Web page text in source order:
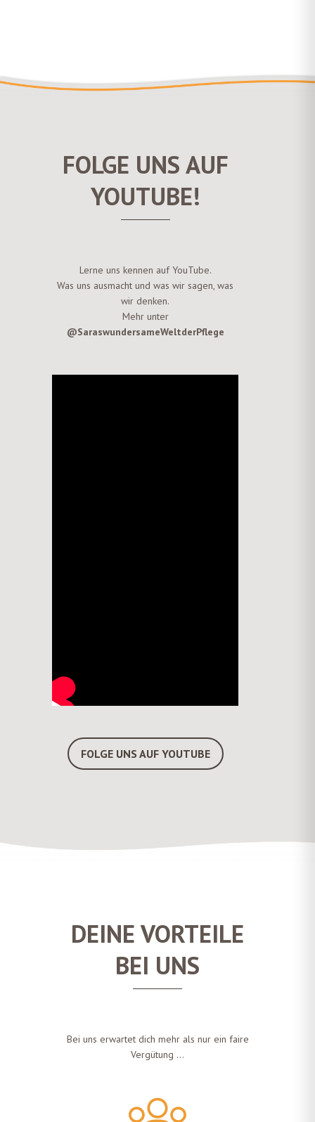
FOLGE UNS AUF
YOUTUBE!
Lerne uns kennen auf YouTube.
Was uns ausmacht und was wir sagen, was
wir denken.
Mehr unter
@SaraswundersameWeltderPflege
FOLGE UNS AUF YOUTUBE
DEINE VORTEILE
BEI UNS
Bei uns erwartet dich mehr als nur ein faire
Vergütung …